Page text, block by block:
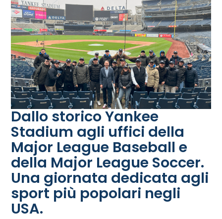
Dallo storico Yankee
Stadium agli uffici della
Major League Baseball e
della Major League Soccer.
Una giornata dedicata agli
sport più popolari negli
USA.